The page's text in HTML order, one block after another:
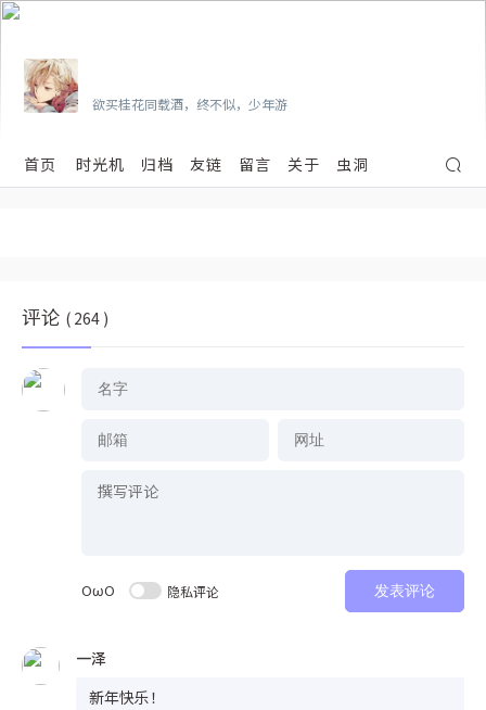
欲买桂花同载酒，终不似，少年游
首页 时光机 归档 友链 留言 关于 虫洞
评论 ( 264 )
OωO 隐私评论 发表评论
一泽
新年快乐！